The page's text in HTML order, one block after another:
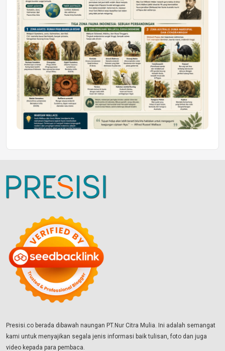
Presisi.co berada dibawah naungan PT.Nur Citra Mulia. Ini adalah semangat
kami untuk menyajikan segala jenis informasi baik tulisan, foto dan juga
video kepada para pembaca.